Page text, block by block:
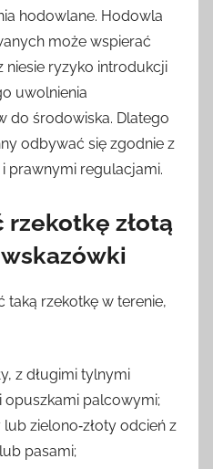
hodowlane. Hodowla
może wspierać
niesie ryzyko introdukcji
uwolnienia
do środowiska. Dlatego
odbywać się zgodnie z
prawnymi regulacjami.
rzekotkę złotą
taką rzekotkę w terenie,
z długimi tylnymi
opuszkami palcowymi;
zielono‑złoty odcień z
pasami;